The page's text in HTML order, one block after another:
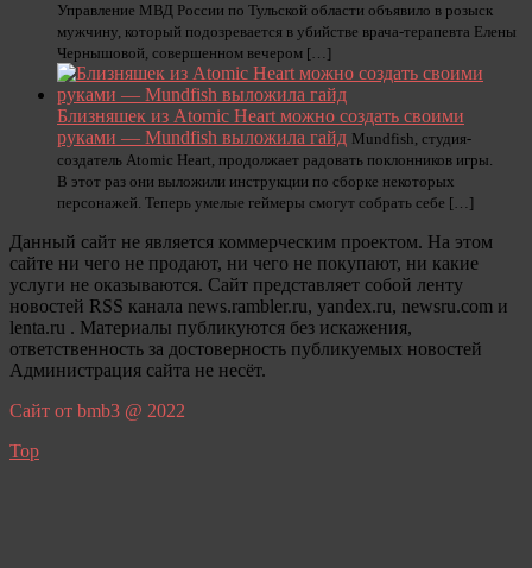
Управление МВД России по Тульской области объявило в розыск
мужчину, который подозревается в убийстве врача-терапевта Елены
Чернышовой, совершенном вечером […]
Близняшек из Atomic Heart можно создать своими
руками — Mundfish выложила гайд Mundfish, студия-
создатель Atomic Heart, продолжает радовать поклонников игры.
В этот раз они выложили инструкции по сборке некоторых
персонажей. Теперь умелые геймеры смогут собрать себе […]
Данный сайт не является коммерческим проектом. На этом
сайте ни чего не продают, ни чего не покупают, ни какие
услуги не оказываются. Сайт представляет собой ленту
новостей RSS канала news.rambler.ru, yandex.ru, newsru.com и
lenta.ru . Материалы публикуются без искажения,
ответственность за достоверность публикуемых новостей
Администрация сайта не несёт.
Сайт от bmb3 @ 2022
Top